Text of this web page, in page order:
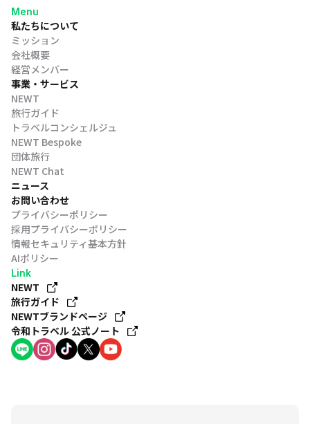
Menu
私たちについて
ミッション
会社概要
経営メンバー
事業・サービス
NEWT
旅行ガイド
トラベルコンシェルジュ
NEWT Bespoke
団体旅行
NEWT Chat
ニュース
お問い合わせ
プライバシーポリシー
採用プライバシーポリシー
情報セキュリティ基本方針
AIポリシー
Link
NEWT
旅行ガイド
NEWTブランドページ
令和トラベル 公式ノート